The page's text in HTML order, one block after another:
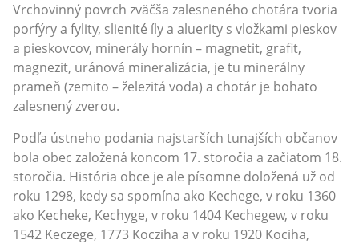
Vrchovinný povrch zväčša zalesneného chotára tvoria
porfýry a fylity, slienité íly a aluerity s vložkami pieskov
a pieskovcov, minerály hornín – magnetit, grafit,
magnezit, uránová mineralizácia, je tu minerálny
prameň (zemito – železitá voda) a chotár je bohato
zalesnený zverou.
Podľa ústneho podania najstarších tunajších občanov
bola obec založená koncom 17. storočia a začiatom 18.
storočia. História obce je ale písomne doložená už od
roku 1298, kedy sa spomína ako Kechege, v roku 1360
ako Kecheke, Kechyge, v roku 1404 Kechegew, v roku
1542 Keczege, 1773 Kocziha a v roku 1920 Kociha,